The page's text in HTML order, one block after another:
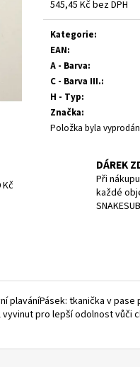
545,45 Kč bez DPH
Měrná
cena:
Kategorie:
EAN:
A - Barva:
C - Barva III.:
H - Typ:
Značka:
Položka byla
DÁREK
Při
každé
plaváníPásek: tkanička v
pro lepší odolnost
1 190